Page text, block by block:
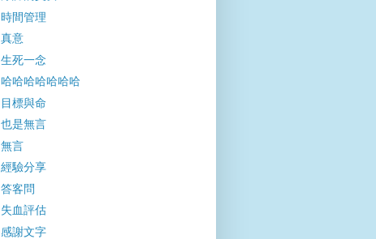
時間管理
真意
生死一念
哈哈哈哈哈哈哈
目標與命
也是無言
無言
經驗分享
答客問
失血評估
感謝文字